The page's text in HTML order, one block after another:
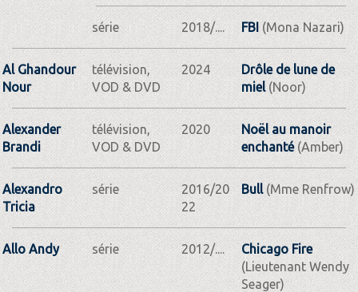
série 2018/.... FBI(Mona Nazari)
Al Ghandour
Nour
télévision,
VOD & DVD
2024
Drôle de lune de
miel(Noor)
Alexander
Brandi
télévision,
VOD & DVD
2020
Noël au manoir
enchanté(Amber)
Alexandro
Tricia
série
2016/20
22
Bull(Mme Renfrow)
Allo Andy série 2012/....
Chicago Fire
(Lieutenant Wendy
Seager)